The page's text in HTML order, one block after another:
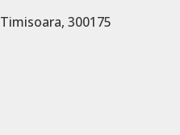
Timisoara, 300175